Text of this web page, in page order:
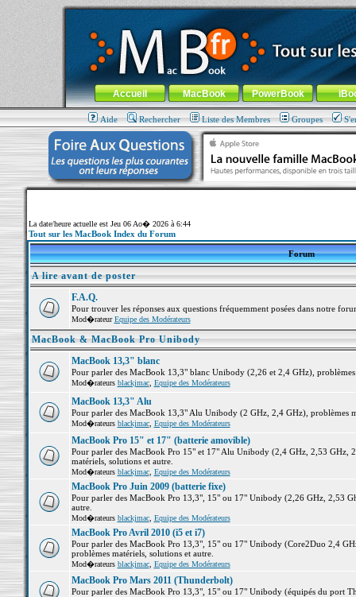
MacBook-fr.com : 100% Apple... 100% nomade !
Aller au contenu-Aller au menu général-Aller au menu de
Menu général
Accueil MacBook PowerBook
Aide Rechercher Liste des Membres Groupes
La date/heure actuelle est Jeu 06 Ao� 2026 à 6:44
Tout sur les MacBook Index du Forum
Forum
A lire avant de poster
F.A.Q.
Pour trouver les réponses aux questions fréquemment posées dans notre
Mod�rateurEquipe des Modérateurs
MacBook & MacBook Pro Unibody
MacBook 13,3" blanc
Pour parler des MacBook 13,3" blanc Unibody (2,26 et 2,4 GHz),
Mod�rateurs blackjmac, Equipe des Modérateurs
MacBook 13,3" Alu
Pour parler des MacBook 13,3" Alu Unibody (2 GHz, 2,4 GHz), problèmes
Mod�rateurs blackjmac, Equipe des Modérateurs
MacBook Pro 15" et 17" (batterie amovible)
Pour parler des MacBook Pro 15" et 17" Alu Unibody (2,4 GHz, 2,53 GHz,
matériels, solutions et autre.
Mod�rateurs blackjmac, Equipe des Modérateurs
MacBook Pro Juin 2009 (batterie fixe)
Pour parler des MacBook Pro 13,3", 15" ou 17" Unibody (2,26 GHz, 2,53
autre.
Mod�rateurs blackjmac, Equipe des Modérateurs
MacBook Pro Avril 2010 (i5 et i7)
Pour parler des MacBook Pro 13,3", 15" ou 17" Unibody (Core2Duo 2,4
problèmes matériels, solutions et autre.
Mod�rateurs blackjmac, Equipe des Modérateurs
MacBook Pro Mars 2011 (Thunderbolt)
Pour parler des MacBook Pro 13,3", 15" ou 17" Unibody (équipés du port